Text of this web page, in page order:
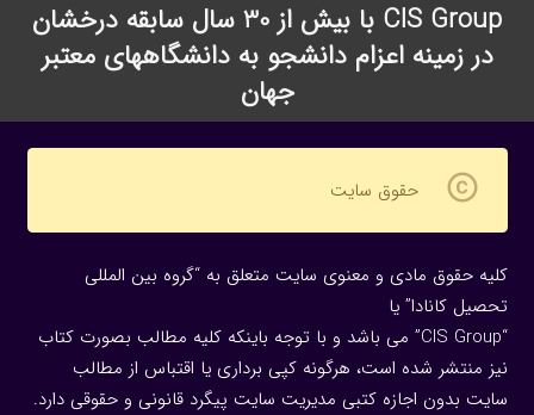
CIS Group با بیش از 30 سال سابقه درخشان
در زمینه اعزام دانشجو به دانشگاههای معتبر
جهان
copyright حقوق سایت
کلیه حقوق مادی و معنوی سایت متعلق به “گروه بین المللی
تحصیل کانادا” یا
“CIS Group” می باشد و با توجه باینکه کلیه مطالب بصورت کتاب
نیز منتشر شده است، هرگونه كپی برداری یا اقتباس از مطالب
سایت بدون اجازه كتبی مدیریت سایت پیگرد قانونی و حقوقی دارد.